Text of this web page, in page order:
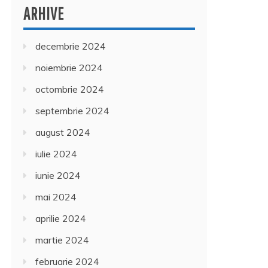
ARHIVE
decembrie 2024
noiembrie 2024
octombrie 2024
septembrie 2024
august 2024
iulie 2024
iunie 2024
mai 2024
aprilie 2024
martie 2024
februarie 2024